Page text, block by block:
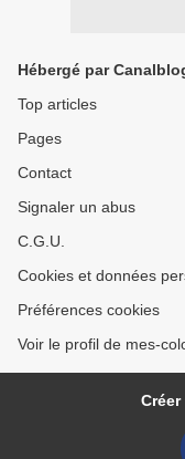
Hébergé par
Top articles
Pages
Contact
Signaler un abus
C.G.U.
Cookies et données
Préférences cookies
Voir le profil de mes-